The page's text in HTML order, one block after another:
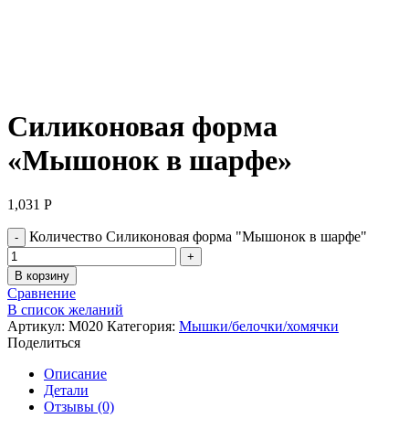
Силиконовая форма
«Мышонок в шарфе»
1,031 Р
Количество Силиконовая форма "Мышонок в шарфе"
В корзину
Сравнение
В список желаний
Артикул: М020 Категория: Мышки/белочки/хомячки
Поделиться
Описание
Детали
Отзывы (0)